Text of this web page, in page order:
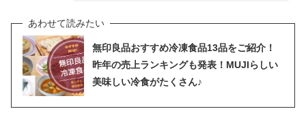
無印良品おすすめ冷凍食品13品をご紹介！
昨年の売上ランキングも発表！MUJIらしい
美味しい冷食がたくさん♪